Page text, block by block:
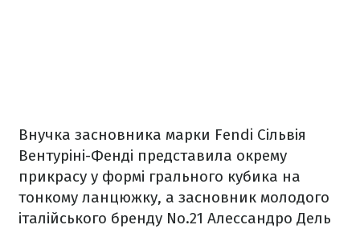
Внучка засновника марки Fendi Сільвія
Вентуріні-Фенді представила окрему
прикрасу у формі грального кубика на
тонкому ланцюжку, а засновник молодого
італійського бренду No.21 Алессандро Дель